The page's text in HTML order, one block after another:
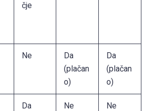
čje
Ne
Da
(plačan
o)
Da
(plačan
o)
Da Ne Ne